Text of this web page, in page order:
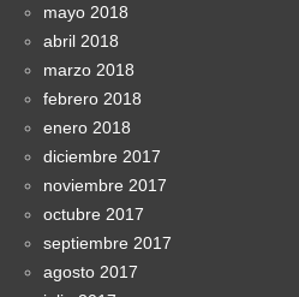
mayo 2018
abril 2018
marzo 2018
febrero 2018
enero 2018
diciembre 2017
noviembre 2017
octubre 2017
septiembre 2017
agosto 2017